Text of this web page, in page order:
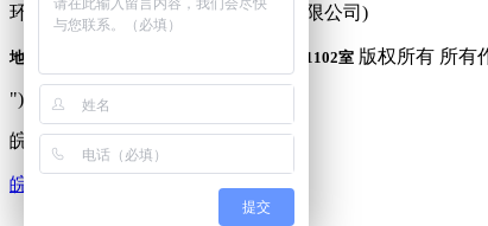
环球培训网™ (合肥寰品信息科技有限公司)
地址：合肥市庐阳区固镇路3388号旭辉中心1102室 版权所有 所有
"));
皖公网安备 34010302001240
皖ICP备09001683号-1
提交